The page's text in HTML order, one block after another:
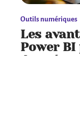
Outils numériques
Les
Power BI
données